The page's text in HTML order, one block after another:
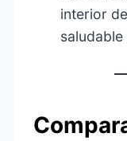
interior